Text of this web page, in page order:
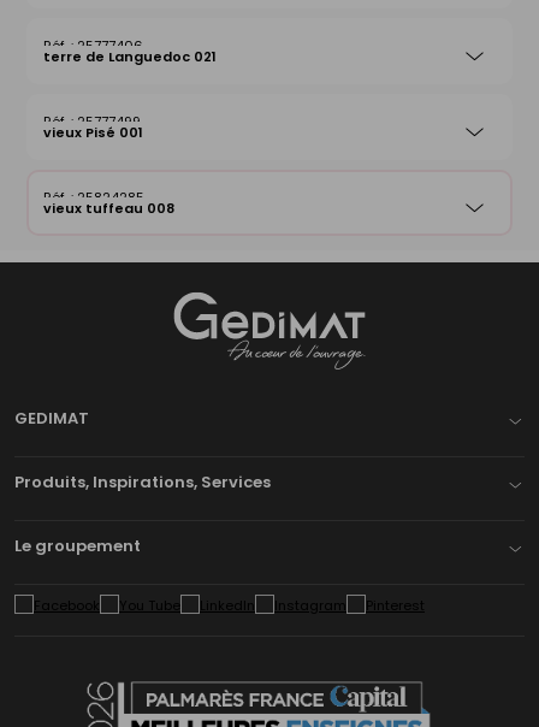
25777406
terre de Languedoc 021
25777499
vieux Pisé 001
25824285
vieux tuffeau 008
GEDIMAT
Produits, Inspirations, Services
Le groupement